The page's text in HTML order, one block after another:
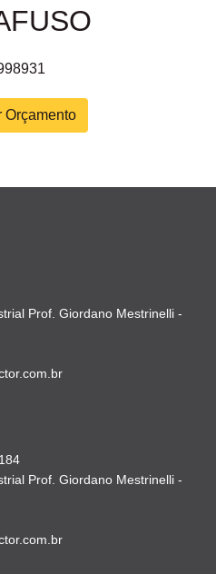
Orçamento
Prof. Giordano Mestrinelli -
Prof. Giordano Mestrinelli -